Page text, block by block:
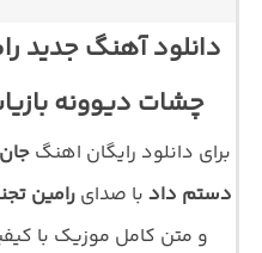
دانلود آهنگ جدید
چشات دیوونه
برای دانلود رایگان اهنگ
دستم داد با صدای رامین
و متن کامل موزیک با کیفیت اصلی